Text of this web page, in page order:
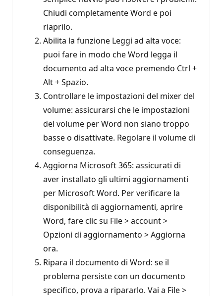
Chiudi completamente Word e poi
riaprilo.
Abilita la funzione Leggi ad alta voce:
puoi fare in modo che Word legga il
documento ad alta voce premendo Ctrl +
Alt + Spazio.
Controllare le impostazioni del mixer del
volume: assicurarsi che le impostazioni
del volume per Word non siano troppo
basse o disattivate. Regolare il volume di
conseguenza.
Aggiorna Microsoft 365: assicurati di
aver installato gli ultimi aggiornamenti
per Microsoft Word. Per verificare la
disponibilità di aggiornamenti, aprire
Word, fare clic su File > account >
Opzioni di aggiornamento > Aggiorna
ora.
Ripara il documento di Word: se il
problema persiste con un documento
specifico, prova a ripararlo. Vai a File >